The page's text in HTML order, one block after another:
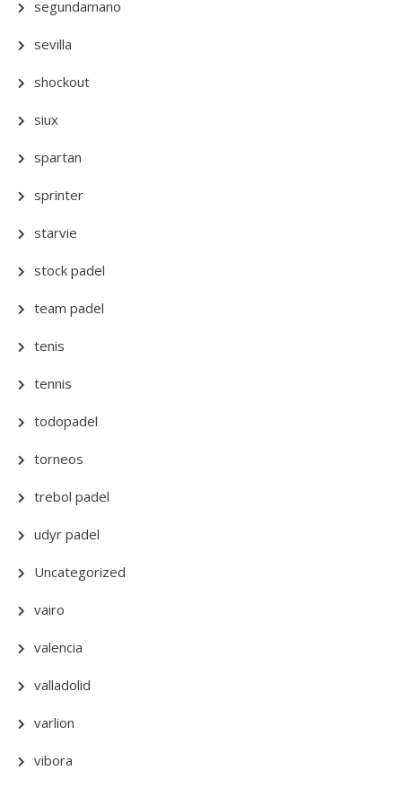
segundamano
sevilla
shockout
siux
spartan
sprinter
starvie
stock padel
team padel
tenis
tennis
todopadel
torneos
trebol padel
udyr padel
Uncategorized
vairo
valencia
valladolid
varlion
vibora